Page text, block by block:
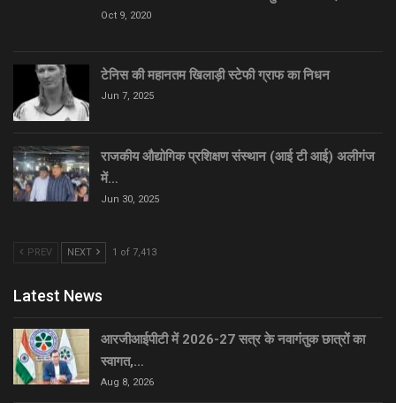
Oct 9, 2020
टेनिस की महानतम खिलाड़ी स्टेफी ग्राफ का निधन
Jun 7, 2025
राजकीय औद्योगिक प्रशिक्षण संस्थान (आई टी आई) अलीगंज
में…
Jun 30, 2025
PREV NEXT 1 of 7,413
Latest News
आरजीआईपीटी में 2026-27 सत्र के नवागंतुक छात्रों का
स्वागत,…
Aug 8, 2026